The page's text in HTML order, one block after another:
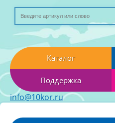
Каталог
Поддержка
info@10kor.ru